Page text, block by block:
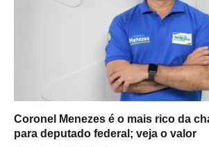
Coronel Menezes é o mais rico da
para deputado federal; veja o valor